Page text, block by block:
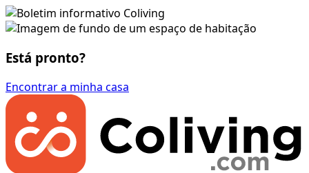
Está pronto?
Encontrar a minha casa